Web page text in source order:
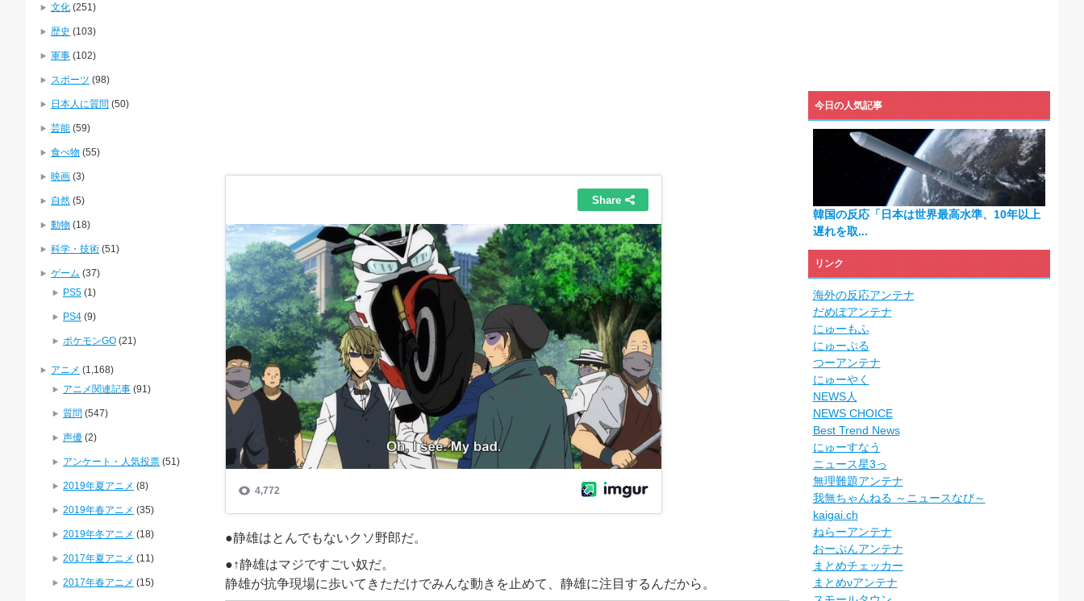
●静雄はとんでもないクソ野郎だ。
●↑静雄はマジですごい奴だ。
静雄が抗争現場に歩いてきただけでみんな動きを止めて、静雄に注目するんだから。
文化 (251)
歴史 (103)
軍事 (102)
スポーツ (98)
日本人に質問 (50)
芸能 (59)
食べ物 (55)
映画 (3)
自然 (5)
動物 (18)
科学・技術 (51)
ゲーム (37)
PS5 (1)
PS4 (9)
ポケモンGO (21)
アニメ (1,168)
アニメ関連記事 (91)
質問 (547)
声優 (2)
アンケート・人気投票 (51)
2019年夏アニメ (8)
2019年春アニメ (35)
2019年冬アニメ (18)
2017年夏アニメ (11)
2017年春アニメ (15)
今日の人気記事
韓国の反応「日本は世界最高水準、10年以上
遅れを取...
リンク
海外の反応アンテナ
だめぽアンテナ
にゅーもふ
にゅーぷる
つーアンテナ
にゅーやく
NEWS人
NEWS CHOICE
Best Trend News
にゅーすなう
ニュース星3っ
無理難題アンテナ
我無ちゃんねる ～ニュースなび～
kaigai.ch
ねらーアンテナ
おーぷんアンテナ
まとめチェッカー
まとめνアンテナ